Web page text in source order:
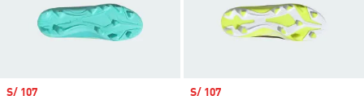
Precio de venta
S/ 107 Precio de venta
S/ 107